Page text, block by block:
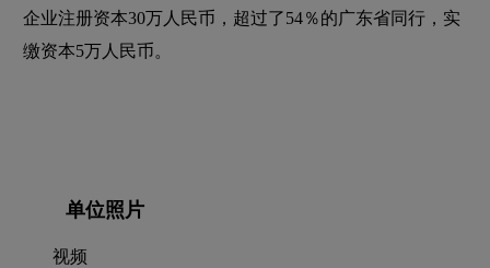
企业注册资本30万人民币，超过了54％的广东省同行，实
缴资本5万人民币。
单位照片
视频